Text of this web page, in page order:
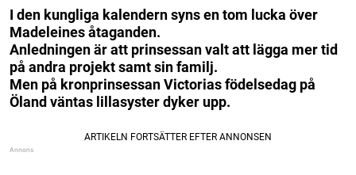
I den kungliga kalendern syns en tom lucka över
Madeleines åtaganden.
Anledningen är att prinsessan valt att lägga mer tid
på andra projekt samt sin familj.
Men på kronprinsessan Victorias födelsedag på
Öland väntas lillasyster dyker upp.